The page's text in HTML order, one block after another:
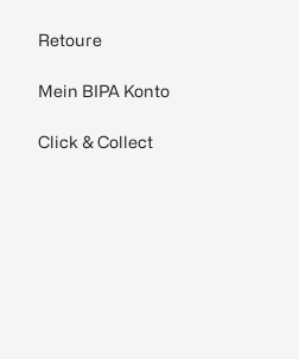
Retoure
Mein BIPA Konto
Click & Collect